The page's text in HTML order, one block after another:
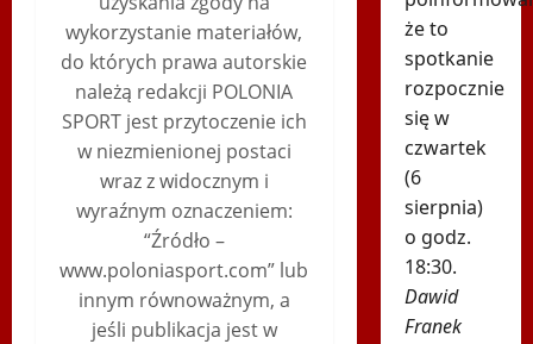
wykorzystanie materiałów,
do których prawa autorskie
należą redakcji POLONIA
SPORT jest przytoczenie ich
w niezmienionej postaci
wraz z widocznym i
wyraźnym oznaczeniem:
“Źródło –
www.poloniasport.com” lub
innym równoważnym, a
jeśli publikacja jest w
że to
spotkanie
rozpocznie
się w
czwartek
(6
sierpnia)
o godz.
18:30.
Dawid
Franek